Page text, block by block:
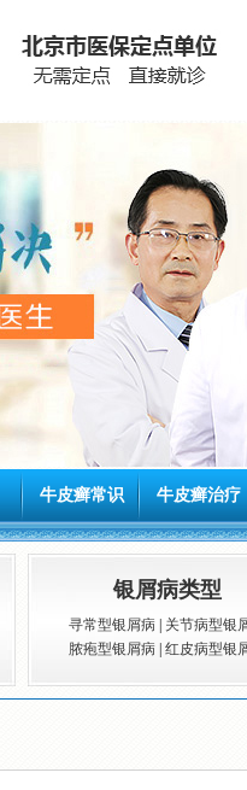
牛皮癣常识 牛皮癣治疗
银屑病类型
寻常型银屑病
关节病型银
脓疱型银屑病 红皮病型银